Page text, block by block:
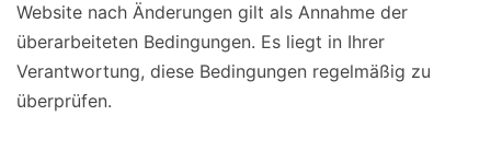
Website nach Änderungen gilt als Annahme der
überarbeiteten Bedingungen. Es liegt in Ihrer
Verantwortung, diese Bedingungen regelmäßig zu
überprüfen.